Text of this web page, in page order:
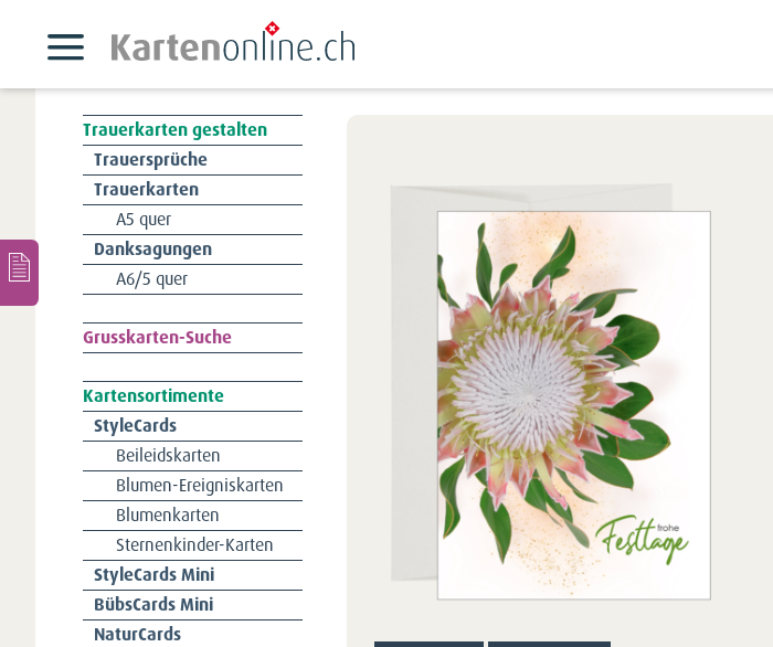
Trauerkarten gestalten
Navigation
überspringen
Trauersprüche
Trauerkarten
A5 quer
Danksagungen
A6/5 quer
Navigation
überspringen
Grusskarten-Suche
Kartensortimente
Navigation
überspringen
StyleCards
Beileidskarten
Blumen-Ereigniskarten
Blumenkarten
Sternenkinder-Karten
StyleCards Mini
BübsCards Mini
NaturCards